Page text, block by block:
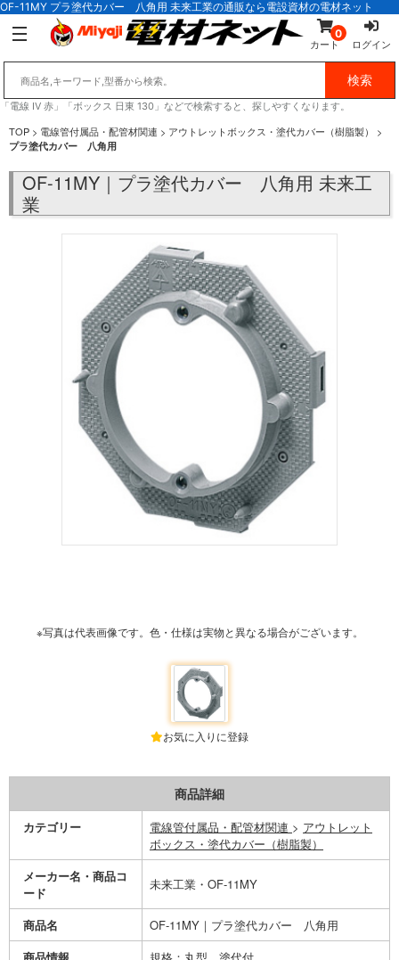
OF-11MY プラ塗代カバー 八角用 未来工業の通販なら電設資材の電材ネット
0
カート ログイン
「電線 IV 赤」「ボックス 日東 130」などで検索すると、探しやすくなります。
TOP > 電線管付属品・配管材関連 > アウトレットボックス・塗代カバー（樹脂製） >
プラ塗代カバー 八角用
OF-11MY｜プラ塗代カバー 八角用 未来工
業
※写真は代表画像です。色・仕様は実物と異なる場合がございます。
お気に入りに登録
商品詳細
カテゴリー 電線管付属品・配管材関連 > アウトレット
ボックス・塗代カバー（樹脂製）
メーカー名・商品コ
ード
未来工業・OF-11MY
商品名
OF-11MY｜プラ塗代カバー 八角用